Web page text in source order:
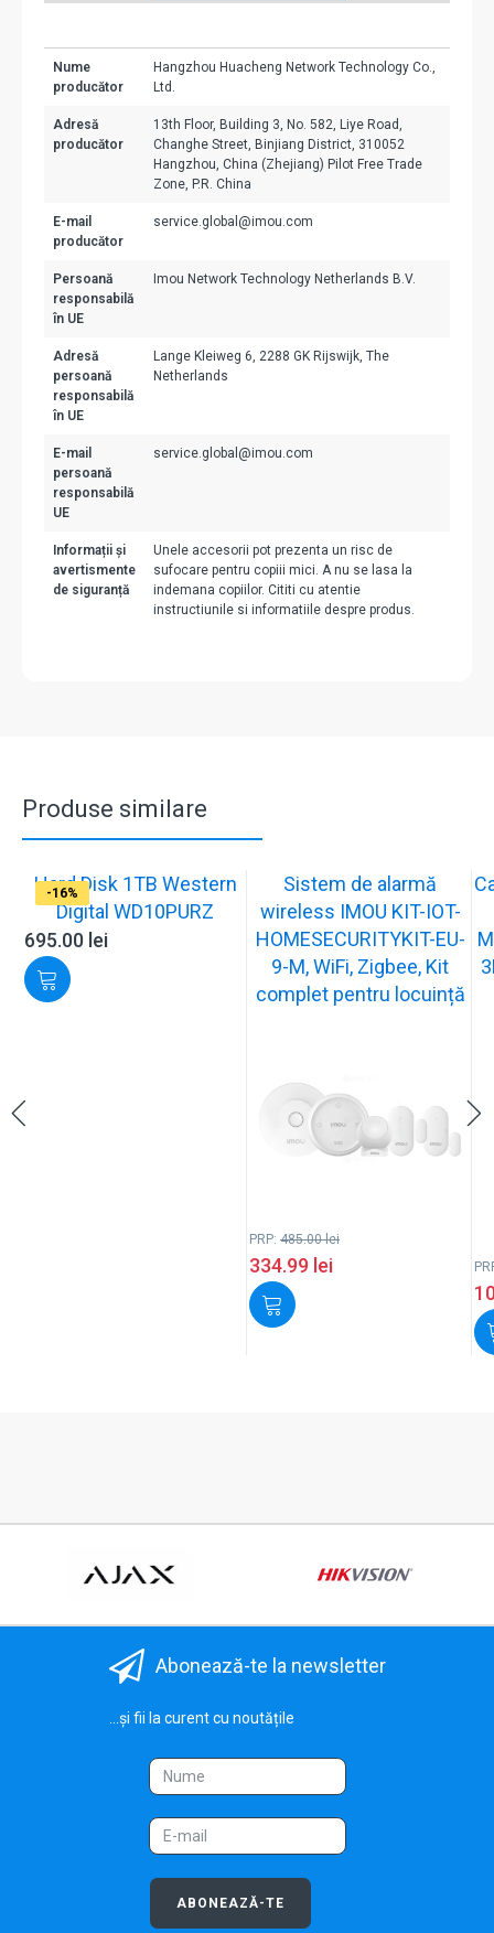
Nume
producător
Hangzhou Huacheng Network Technology Co.,
Ltd.
Adresă
producător
13th Floor, Building 3, No. 582, Liye Road,
Changhe Street, Binjiang District, 310052
Hangzhou, China (Zhejiang) Pilot Free Trade
Zone, P.R. China
E-mail
producător
service.global@imou.com
Persoană
responsabilă
în UE
Imou Network Technology Netherlands B.V.
Adresă
persoană
responsabilă
în UE
Lange Kleiweg 6, 2288 GK Rijswijk, The
Netherlands
E-mail
persoană
responsabilă
UE
service.global@imou.com
Informații și
avertismente
de siguranță
Unele accesorii pot prezenta un risc de
sufocare pentru copiii mici. A nu se lasa la
indemana copiilor. Cititi cu atentie
instructiunile si informatiile despre produs.
Produse similare
Hard Disk 1TB Western
Digital WD10PURZ
695.00 lei
-31%
Sistem de alarmă
wireless IMOU KIT-IOT-
HOMESECURITYKIT-EU-
9-M, WiFi, Zigbee, Kit
complet pentru locuință
PRP: 485.00lei
334.99 lei
-19%
-21%
-15%
-15%
-20%
-12%
-13%
-16%
Abonează-te la newsletter
...și fii la curent cu noutățile
ABONEAZĂ-TE